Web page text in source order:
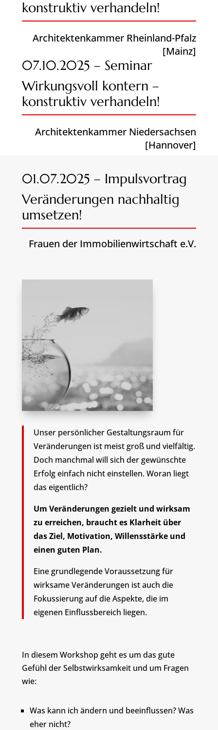
konstruktiv verhandeln!
Architektenkammer Rheinland-Pfalz
[Mainz]
07.10.2025 – Seminar
Wirkungsvoll kontern –
konstruktiv verhandeln!
Architektenkammer Niedersachsen
[Hannover]
01.07.2025 – Impulsvortrag
Veränderungen nachhaltig
umsetzen!
Frauen der Immobilienwirtschaft e.V.
Unser persönlicher Gestaltungsraum für
Veränderungen ist meist groß und vielfältig.
Doch manchmal will sich der gewünschte
Erfolg einfach nicht einstellen. Woran liegt
das eigentlich?
Um Veränderungen gezielt und wirksam
zu erreichen, braucht es Klarheit über
das Ziel, Motivation, Willensstärke und
einen guten Plan.
Eine grundlegende Voraussetzung für
wirksame Veränderungen ist auch die
Fokussierung auf die Aspekte, die im
eigenen Einflussbereich liegen.
In diesem Workshop geht es um das gute
Gefühl der Selbstwirksamkeit und um Fragen
wie:
Was kann ich ändern und beeinflussen? Was
eher nicht?